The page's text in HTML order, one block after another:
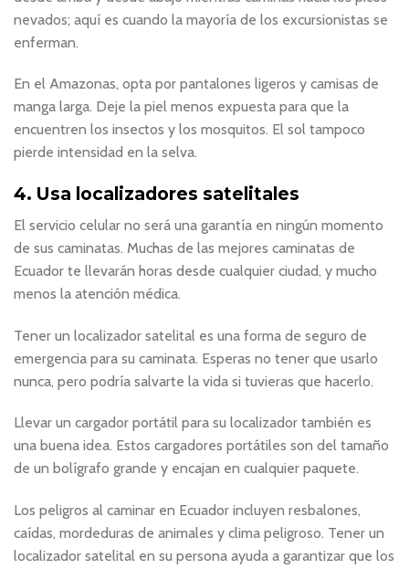
nevados; aquí es cuando la mayoría de los excursionistas se
enferman.
En el Amazonas, opta por pantalones ligeros y camisas de
manga larga. Deje la piel menos expuesta para que la
encuentren los insectos y los mosquitos. El sol tampoco
pierde intensidad en la selva.
4. Usa localizadores satelitales
El servicio celular no será una garantía en ningún momento
de sus caminatas. Muchas de las mejores caminatas de
Ecuador te llevarán horas desde cualquier ciudad, y mucho
menos la atención médica.
Tener un localizador satelital es una forma de seguro de
emergencia para su caminata. Esperas no tener que usarlo
nunca, pero podría salvarte la vida si tuvieras que hacerlo.
Llevar un cargador portátil para su localizador también es
una buena idea. Estos cargadores portátiles son del tamaño
de un bolígrafo grande y encajan en cualquier paquete.
Los peligros al caminar en Ecuador incluyen resbalones,
caídas, mordeduras de animales y clima peligroso. Tener un
localizador satelital en su persona ayuda a garantizar que los